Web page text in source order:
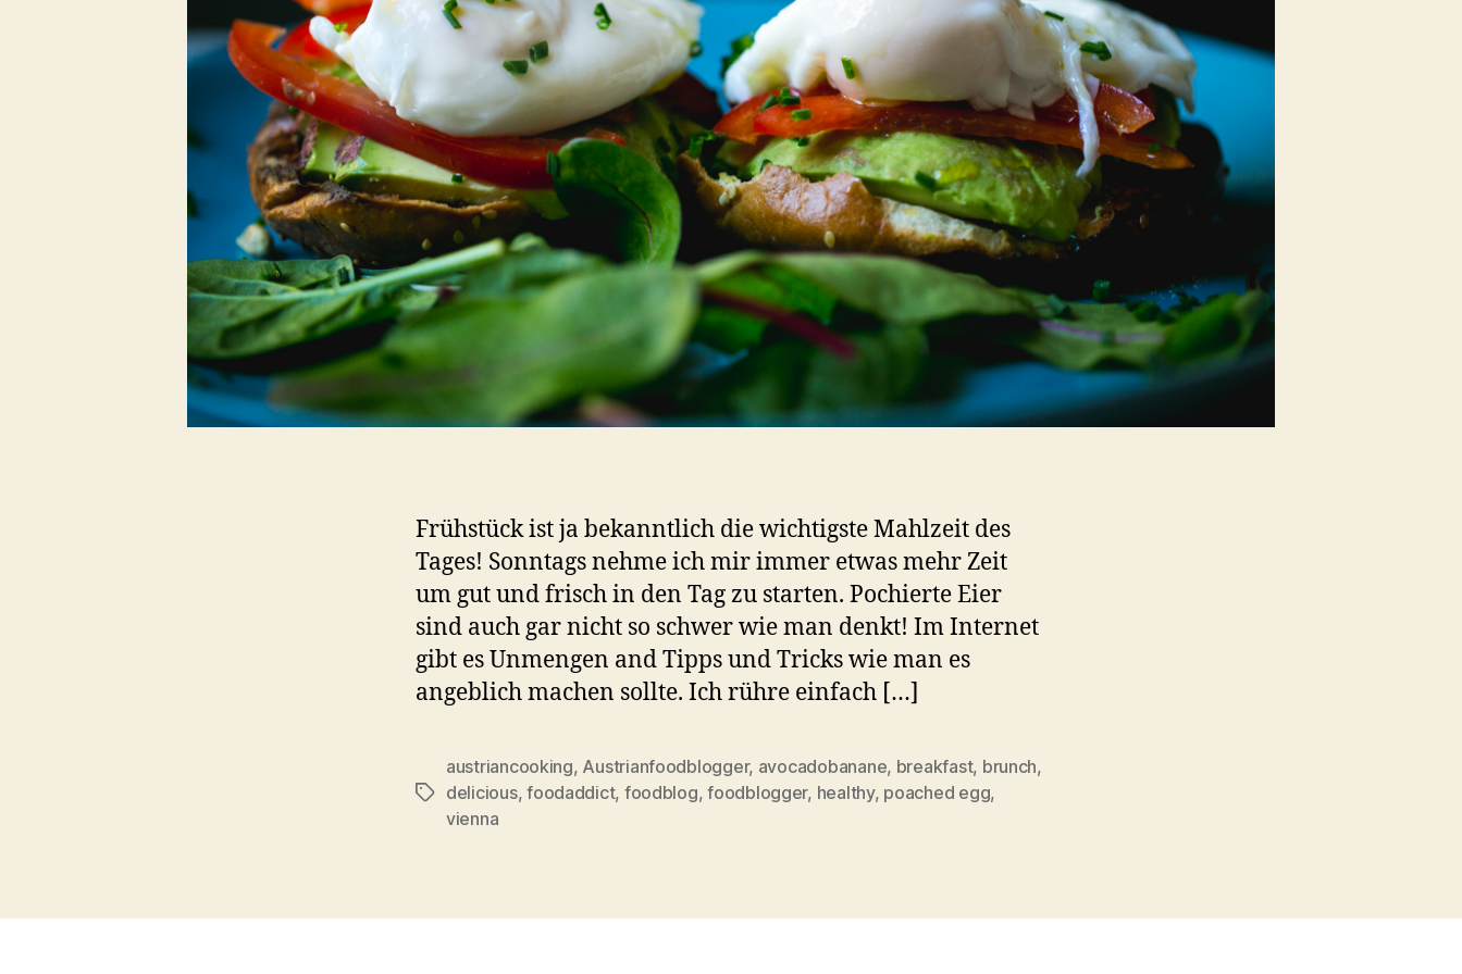
Frühstück ist ja bekanntlich die wichtigste Mahlzeit des
Tages! Sonntags nehme ich mir immer etwas mehr Zeit
um gut und frisch in den Tag zu starten. Pochierte Eier
sind auch gar nicht so schwer wie man denkt! Im Internet
gibt es Unmengen and Tipps und Tricks wie man es
angeblich machen sollte. Ich rühre einfach […]
Schlagwörter
austriancooking, Austrianfoodblogger, avocadobanane, breakfast, brunch,
delicious,foodaddict, foodblog,foodblogger, healthy, poached egg,
vienna